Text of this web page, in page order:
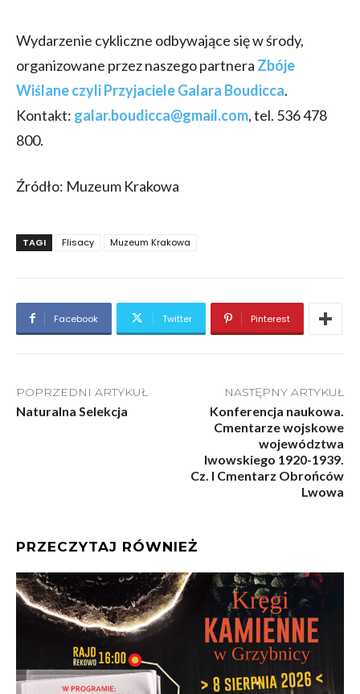
Wydarzenie cykliczne odbywające się w środy,
organizowane przez naszego partnera Zbóje
Wiślane czyli Przyjaciele Galara Boudicca.
Kontakt: galar.boudicca@gmail.com, tel. 536 478
800.
Źródło: Muzeum Krakowa
TAGI Flisacy Muzeum Krakowa
Facebook Twitter Pinterest
POPRZEDNI ARTYKUŁ
Naturalna Selekcja
NASTĘPNY ARTYKUŁ
Konferencja naukowa.
Cmentarze wojskowe
województwa
lwowskiego 1920-1939.
Cz. I Cmentarz Obrońców
Lwowa
PRZECZYTAJ RÓWNIEŻ